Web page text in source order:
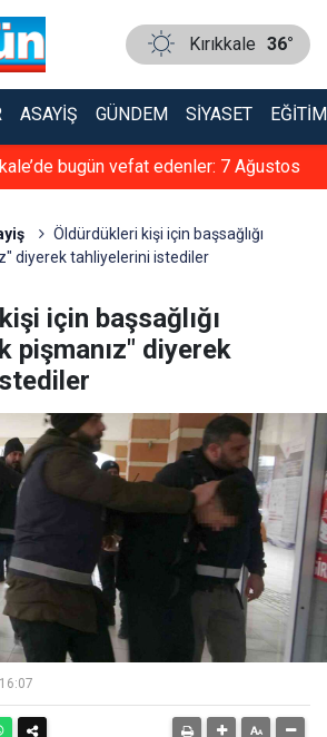
Kırıkkale 36°
ASAYIŞ GÜNDEM SIYASET EĞITIM
aboneyi ilgilendiren yeni uygulama
Öldürdükleri kişi için başsağlığı
diyerek tahliyelerini istediler
için başsağlığı
pişmanız" diyerek